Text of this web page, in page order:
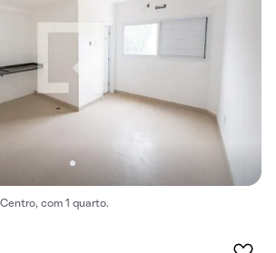
com 1 quarto.